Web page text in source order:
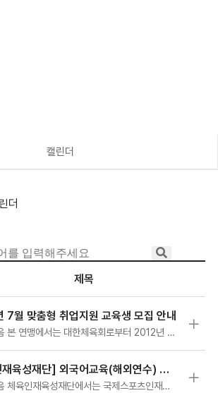
캘린더
더
제목
7월 맞춤형 취업지원 교육생 모집 안내
제목 없음 본 연맹에서는 대한체육회로부터 2012년 7우러 맞춤형 취업지원 교육생 모집 공문을 접수받아 알려드리오니…
[체육인재육성재단] 외국어교육(해외연수) 교육생 모집공고
제목 없음 체육인재육성재단에서는 국제스포츠인재를 양성하고자 다음과 같이 '외국어교육(해외연수)'에 참가할 교육생을…